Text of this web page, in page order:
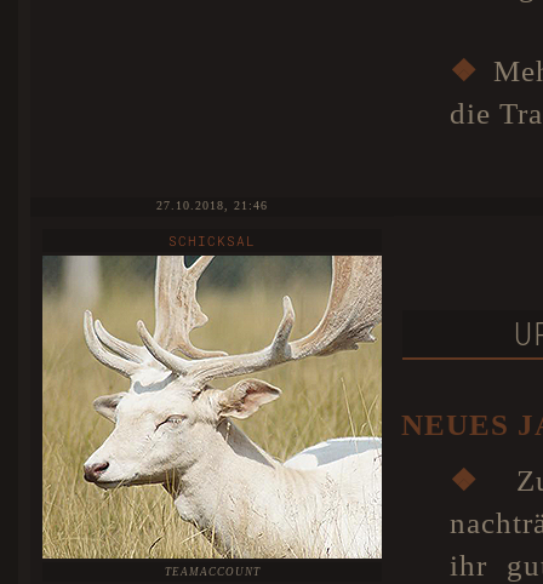
❖
die
27.10.2018, 21:46
SCHICKSAL
TEAMACCOUNT
NEUES
❖
ihr